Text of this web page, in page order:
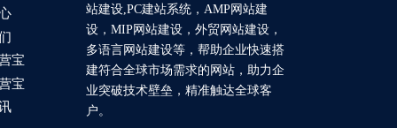
2026/03/12
2023/12/07
2021/03/04
宝
宝
站建设,PC建站系统，AMP网站建
设，MIP网站建设，外贸网站建设，
多语言网站建设等，帮助企业快速搭
建符合全球市场需求的网站，助力企
业突破技术壁垒，精准触达全球客
户。